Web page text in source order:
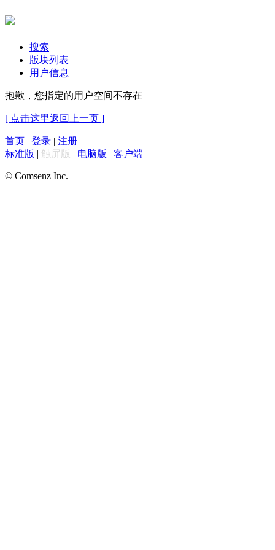
搜索
版块列表
用户信息
抱歉，您指定的用户空间不存在
[ 点击这里返回上一页 ]
首页 | 登录 | 注册
标准版 | 触屏版 | 电脑版 | 客户端
© Comsenz Inc.